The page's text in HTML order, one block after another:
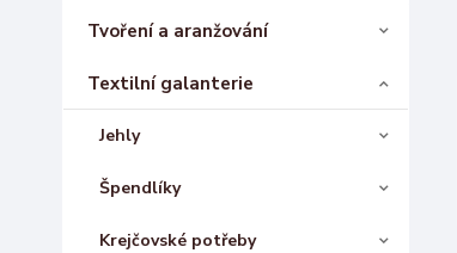
Tvoření a aranžování
Textilní galanterie
Jehly
Špendlíky
Krejčovské potřeby